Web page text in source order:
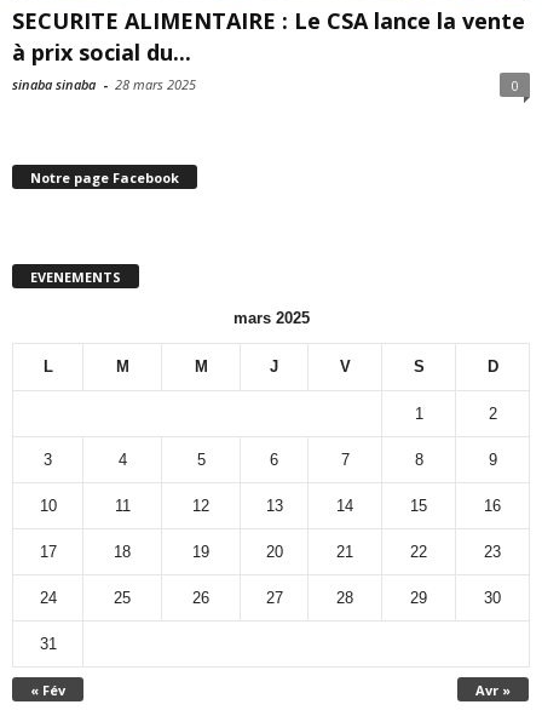
SECURITE ALIMENTAIRE : Le CSA lance la vente
à prix social du...
sinaba sinaba - 28 mars 2025 0
Notre page Facebook
EVENEMENTS
mars 2025
L M M J V S D
« Fév Avr »
1 2
3 4 5 6 7 8 9
10 11 12 13 14 15 16
17 18 19 20 21 22 23
24 25 26 27 28 29 30
31